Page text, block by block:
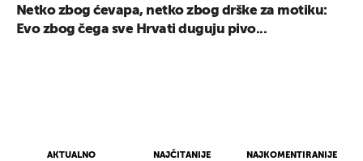
AKTUALNO NAJČITANIJE NAJKOMENTIRANIJE
Netko zbog ćevapa, netko zbog drške za motiku:
Evo zbog čega sve Hrvati duguju pivo...
UKLJUČITE NOTIFIKACIJE